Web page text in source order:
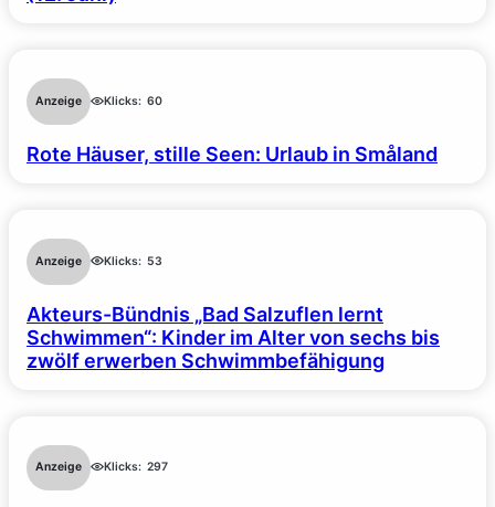
Anzeige Klicks: 60
Rote Häuser, stille Seen: Urlaub in Småland
Anzeige Klicks: 53
Akteurs-Bündnis „Bad Salzuflen lernt
Schwimmen“: Kinder im Alter von sechs bis
zwölf erwerben Schwimmbefähigung
Anzeige Klicks: 297